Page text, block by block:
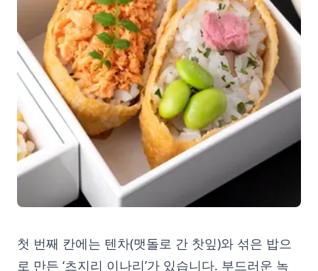
첫 번째 칸에는 텐차(맷돌로 간 찻잎)와 섞은 밥으
로 만든 ‘츠지리 이나리’가 있습니다. 부드러운 녹